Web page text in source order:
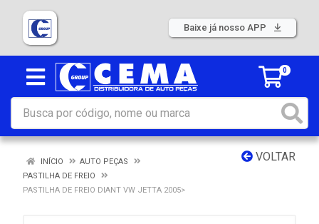
Baixe já nosso APP
0
VOLTAR
INÍCIO
AUTO PEÇAS
PASTILHA DE FREIO
PASTILHA DE FREIO DIANT VW JETTA 2005>